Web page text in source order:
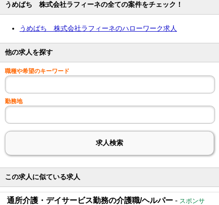
うめばち 株式会社ラフィーネの全ての案件をチェック！
うめばち 株式会社ラフィーネのハローワーク求人
他の求人を探す
職種や希望のキーワード
勤務地
この求人に似ている求人
通所介護・デイサービス勤務の介護職/ヘルパー - スポンサ